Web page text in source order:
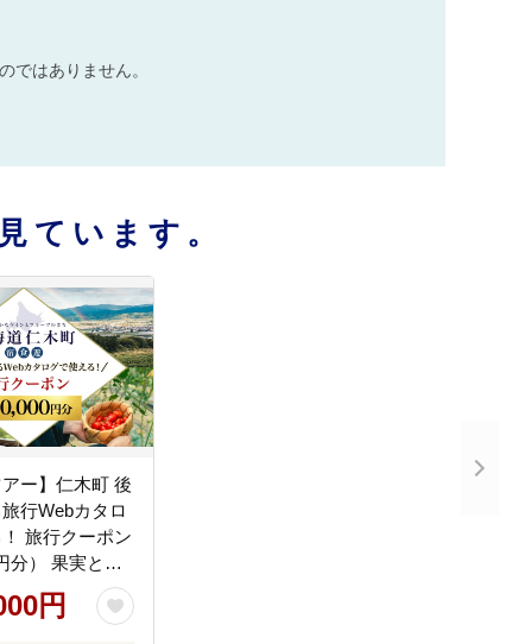
ではありません。
ています。
アー】仁木町 後
行Webカタロ
旅行クーポン
分） 果実とや
仁木町ステイを
券 宿泊券 飲食
円